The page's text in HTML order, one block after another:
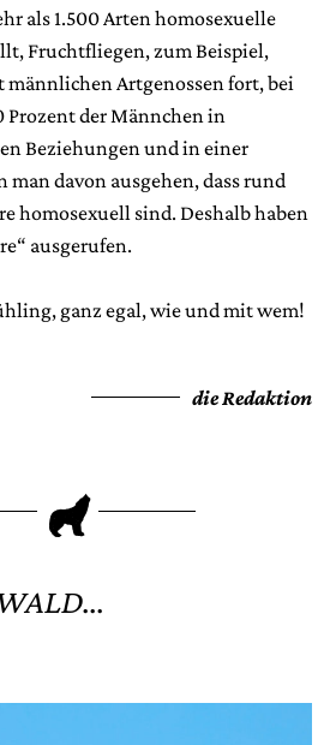
als 1.500 Arten homosexuelle
Fruchtfliegen, zum Beispiel,
Artgenossen fort, bei
Prozent der Männchen in
Beziehungen und in einer
man davon ausgehen, dass rund
homosexuell sind. Deshalb haben
ausgerufen.
ganz egal, wie und mit wem!
die Redaktion
P